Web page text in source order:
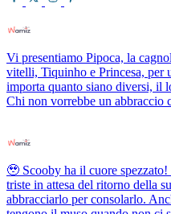
Vi presentiamo Pipoca, la
vitelli, Tiquinho e Princesa,
importa quanto siano diversi, il
Chi non vorrebbe un abbraccio
🥹 Scooby ha il cuore
triste in attesa del ritorno della
abbracciarlo per consolarlo.